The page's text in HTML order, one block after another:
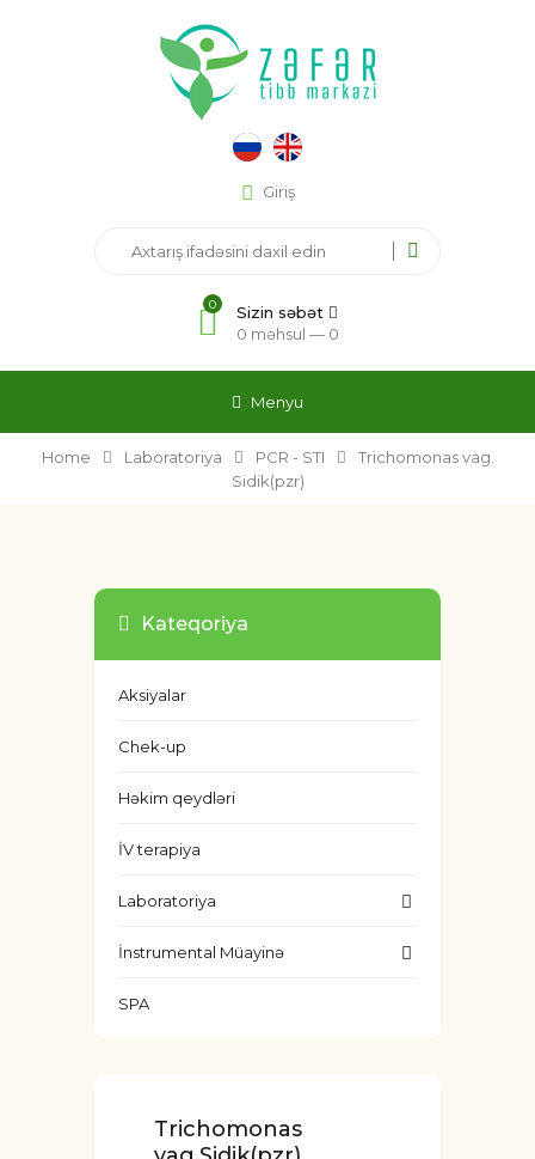
Giriş
0
Sizin səbət
0 məhsul — 0
Menyu
Home Laboratoriya PCR - STI
Trichomonas vag.
Sidik(pzr)
Kateqoriya
Aksiyalar
Chek-up
Həkim qeydləri
İV terapiya
Laboratoriya
İnstrumental Müayinə
SPA
Trichomonas